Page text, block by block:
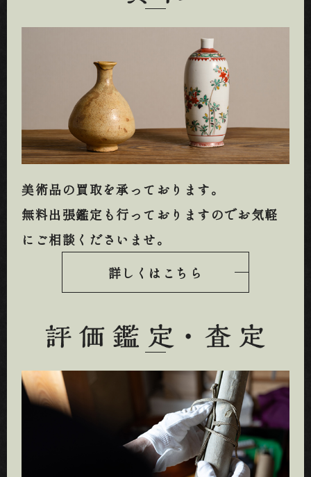
美術品の買取を承っております。
無料出張鑑定も行っておりますのでお気軽
にご相談くださいませ。
詳しくはこちら